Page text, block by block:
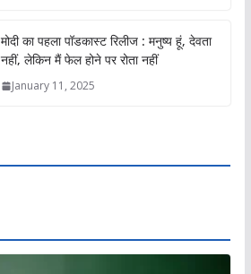
मोदी का पहला पॉडकास्ट रिलीज : मनुष्य हूं, देवता
नहीं, लेकिन मैं फेल होने पर रोता नहीं
January 11, 2025